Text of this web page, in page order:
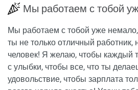
Мы работаем с тобой
Мы работаем с тобой уже немало,
ты не только отличный работник,
человек! Я желаю, чтобы каждый
с улыбки, чтобы все, что ты
удовольствие, чтобы зарплата